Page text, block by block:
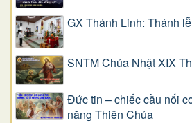
GX Thánh Linh: Thánh
SNTM Chúa Nhật XIX
Đức tin – chiếc cầu nối
năng Thiên Chúa